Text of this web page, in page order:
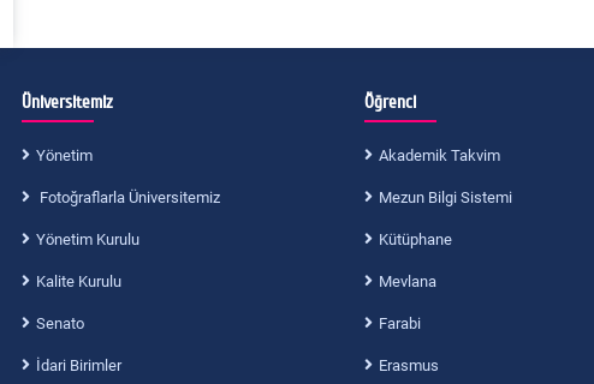
Üniversitemiz
Yönetim
Fotoğraflarla Üniversitemiz
Yönetim Kurulu
Kalite Kurulu
Senato
İdari Birimler
Öğrenci
Akademik Takvim
Mezun Bilgi Sistemi
Kütüphane
Mevlana
Farabi
Erasmus